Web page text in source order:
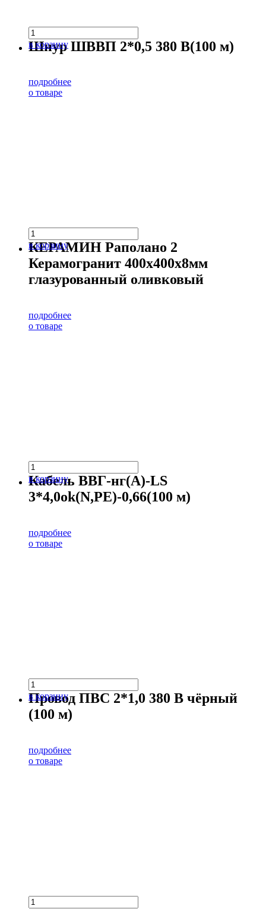
в корзину
Шнур ШВВП 2*0,5 380 В(100 м)
подробнее
о товаре
в корзину
КЕРАМИН Раполано 2
Керамогранит 400х400х8мм
глазурованный оливковый
подробнее
о товаре
в корзину
Кабель ВВГ-нг(А)-LS
3*4,0ok(N,PE)-0,66(100 м)
подробнее
о товаре
в корзину
Провод ПВС 2*1,0 380 В чёрный
(100 м)
подробнее
о товаре